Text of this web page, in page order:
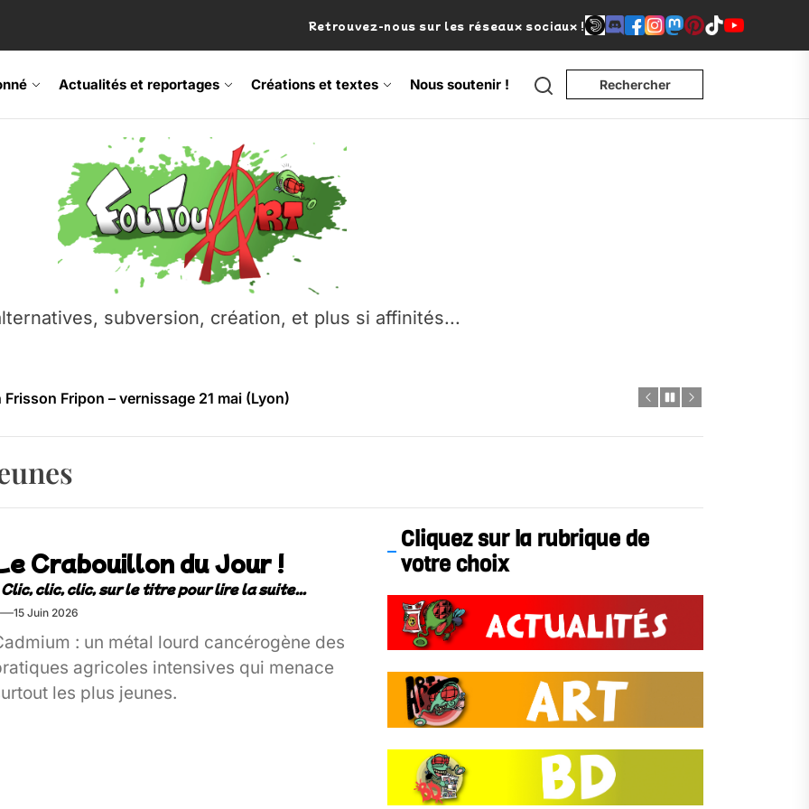
Retrouvez-nous sur les réseaux sociaux !
Actualités et reportages Créations et textes Nous soutenir ! Search Rechercher
subversion, création, et plus si affinités...
Frisson Fripon – vernissage 21 mai (Lyon)
Festival – Samedi 18 juillet (Vaulx-en-Velin)
– Ŝtono, un livre réalisé par Michaël Moretti & Pierre Lacôte
contre l’A412 à l’Établi (Haute-Savoie)
Fripon – vernissage 21 mai (Lyon)
Festival – Samedi 18 juillet (Vaulx-en-Velin)
Crabouillon du Jour !
15 Juin 2026
: un métal lourd cancérogène des
agricoles intensives qui menace
les plus jeunes.
Cliquez sur la rubrique de
votre choix